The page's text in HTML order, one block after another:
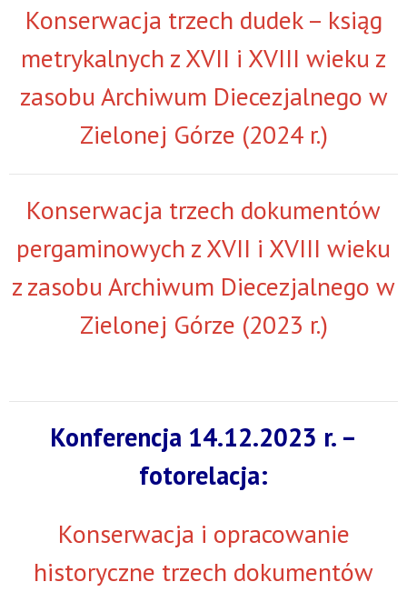
Konserwacja trzech dudek – ksiąg
metrykalnych z XVII i XVIII wieku z
zasobu Archiwum Diecezjalnego w
Zielonej Górze (2024 r.)
Konserwacja trzech dokumentów
pergaminowych z XVII i XVIII wieku
z zasobu Archiwum Diecezjalnego w
Zielonej Górze (2023 r.)
Konferencja 14.12.2023 r. –
fotorelacja:
Konserwacja i opracowanie
historyczne trzech dokumentów